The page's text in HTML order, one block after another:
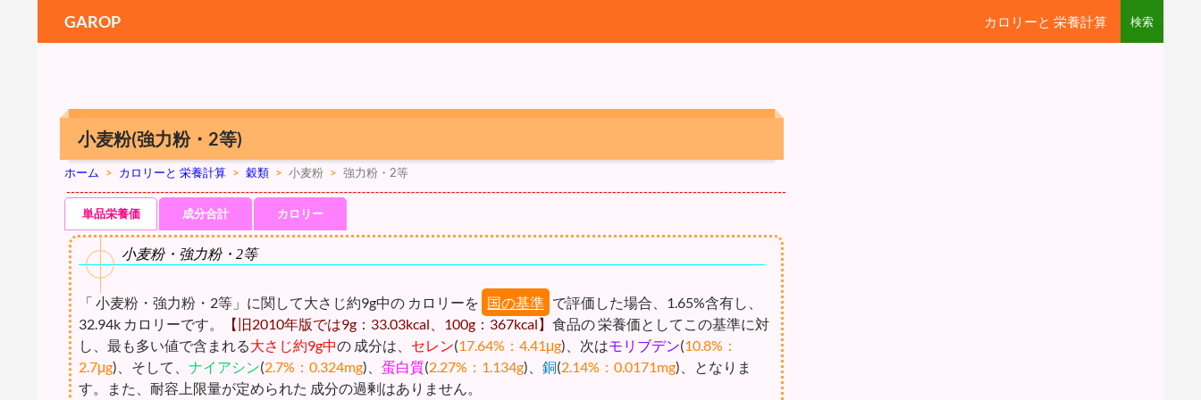
GAROP カロリーと 栄養計算
小麦粉(強力粉・2等)
ホーム > カロリーと 栄養計算 > 穀類 > 小麦粉 > 強力粉・2等
単品栄養価 成分合計 カロリー
小麦粉・強力粉・2等
「 小麦粉・強力粉・2等」に関して大さじ約9g中の カロリーを 国の基準 で評価した場合、1.65%含有し、
32.94k カロリーです。
【旧2010年版では9g：33.03kcal、100g：367kcal】 食品の 栄養価としてこの基準に対
し、最も多い値で含まれる大さじ約9g中の 成分は、 セレン(17.64%：4.41μg)、次はモリブデン(10.8%：
2.7μg)、そして、 ナイアシン(2.7%：0.324mg)、 蛋白質(2.27%：1.134g)、 銅(2.14%：0.0171mg)、となりま
す。また、耐容上限量が定められた 成分の過剰はありません。